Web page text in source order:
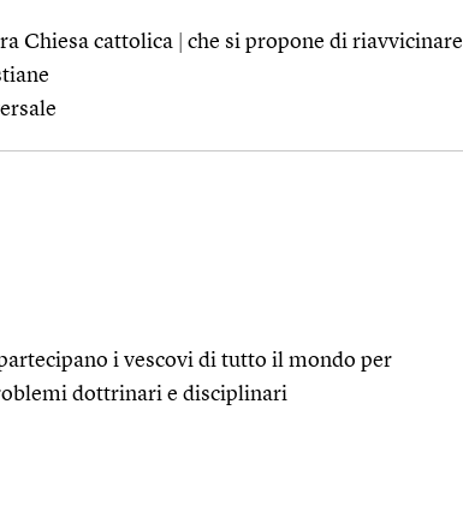
Chiesa cattolica
che si propone di riavvicinare
i vescovi di tutto il mondo per
dottrinari e disciplinari